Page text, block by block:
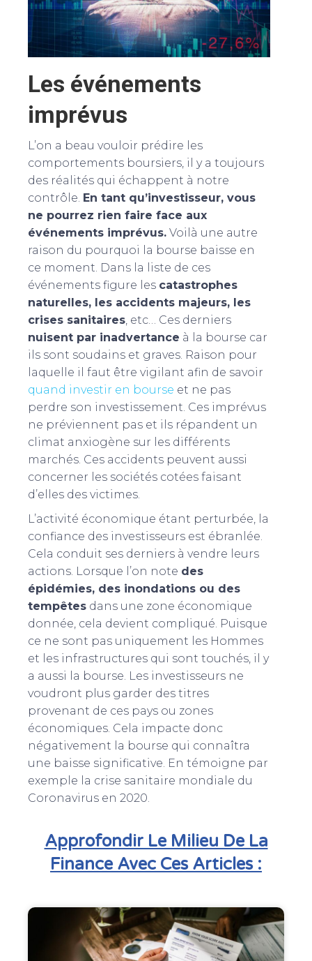
Les événements
imprévus
L’on a beau vouloir prédire les
comportements boursiers, il y a toujours
des réalités qui échappent à notre
contrôle. En tant qu’investisseur, vous
ne pourrez rien faire face aux
événements imprévus. Voilà une autre
raison du pourquoi la bourse baisse en
ce moment. Dans la liste de ces
événements figure les catastrophes
naturelles, les accidents majeurs, les
crises sanitaires , etc… Ces derniers
nuisent par inadvertance à la bourse car
ils sont soudains et graves. Raison pour
laquelle il faut être vigilant afin de savoir
quand investir en bourse et ne pas
perdre son investissement. Ces imprévus
ne préviennent pas et ils répandent un
climat anxiogène sur les différents
marchés. Ces accidents peuvent aussi
concerner les sociétés cotées faisant
d’elles des victimes.
L’activité économique étant perturbée, la
confiance des investisseurs est ébranlée.
Cela conduit ses derniers à vendre leurs
actions. Lorsque l’on note des
épidémies, des inondations ou des
tempêtes dans une zone économique
donnée, cela devient compliqué. Puisque
ce ne sont pas uniquement les Hommes
et les infrastructures qui sont touchés, il y
a aussi la bourse. Les investisseurs ne
voudront plus garder des titres
provenant de ces pays ou zones
économiques. Cela impacte donc
négativement la bourse qui connaîtra
une baisse significative. En témoigne par
exemple la crise sanitaire mondiale du
Coronavirus en 2020.
Approfondir Le Milieu De La
Finance Avec Ces Articles :